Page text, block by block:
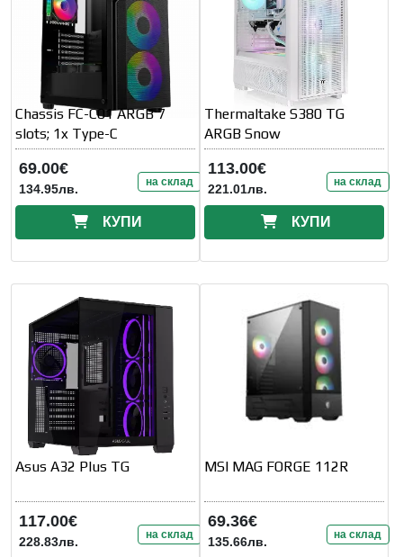
Chassis FC-C01 ARGB 7
slots; 1x Type-C
69.00€
134.95лв. на склад
КУПИ
Thermaltake S380 TG
ARGB Snow
113.00€
221.01лв. на склад
КУПИ
Asus A32 Plus TG
117.00€
228.83лв. на склад
MSI MAG FORGE 112R
69.36€
135.66лв. на склад